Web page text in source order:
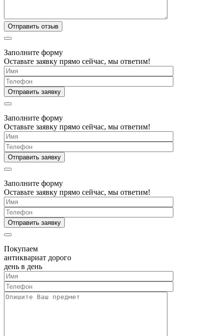
Заполните форму
Оставьте заявку прямо сейчас, мы ответим!
Заполните форму
Оставьте заявку прямо сейчас, мы ответим!
Заполните форму
Оставьте заявку прямо сейчас, мы ответим!
Покупаем
антиквариат дорого
день в день